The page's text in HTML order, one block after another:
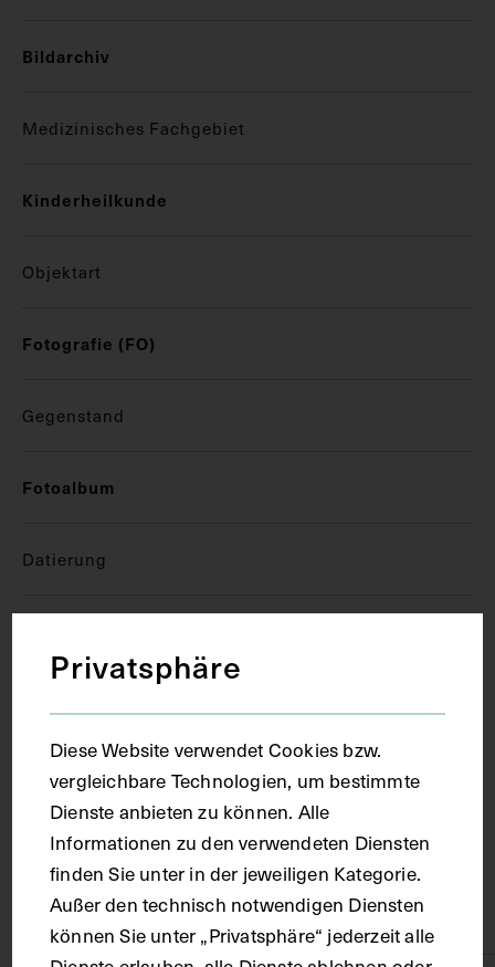
Bildarchiv
Medizinisches Fachgebiet
Kinderheilkunde
Objektart
Fotografie (FO)
Gegenstand
Fotoalbum
Datierung
Wien
Material
Karton, Papier
Privatsphäre
Diese Website verwendet Cookies bzw.
vergleichbare Technologien, um bestimmte
Dienste anbieten zu können. Alle
Informationen zu den verwendeten Diensten
finden Sie unter in der jeweiligen Kategorie.
Außer den technisch notwendigen Diensten
können Sie unter „Privatsphäre“ jederzeit alle